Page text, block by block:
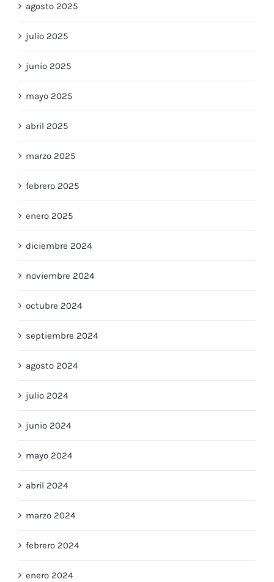
agosto 2025
julio 2025
junio 2025
mayo 2025
abril 2025
marzo 2025
febrero 2025
enero 2025
diciembre 2024
noviembre 2024
octubre 2024
septiembre 2024
agosto 2024
julio 2024
junio 2024
mayo 2024
abril 2024
marzo 2024
febrero 2024
enero 2024